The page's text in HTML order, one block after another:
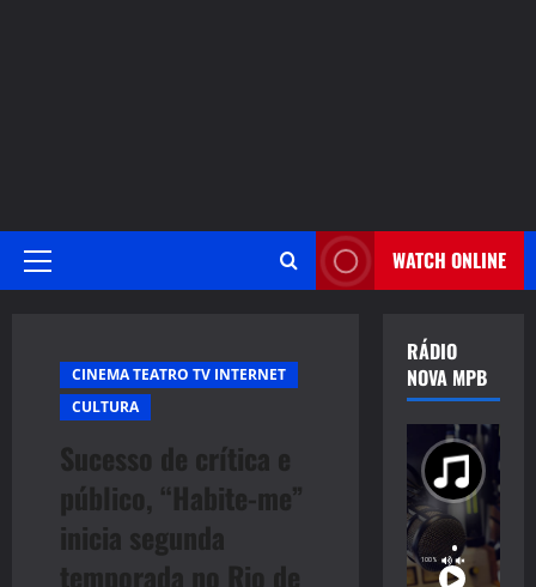
Primary
WATCH ONLINE
CINEMA TEATRO TV INTERNET
CULTURA
Sucesso de crítica e
público, “Habite-me”
inicia segunda
temporada no Rio de
RÁDIO
NOVA MPB